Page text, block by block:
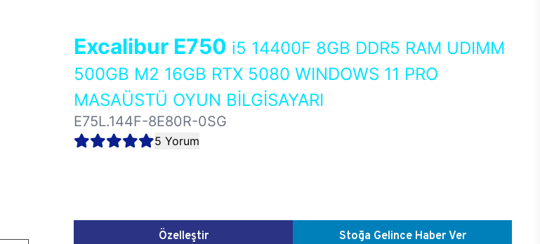
Excalibur E750 i5 14400F 8GB DDR5 RAM UDIMM
500GB M2 16GB RTX 5080 WINDOWS 11 PRO
MASAÜSTÜ OYUN BİLGİSAYARI
E75L.144F-8E80R-0SG
5 Yorum
Özelleştir Stoğa Gelince Haber Ver